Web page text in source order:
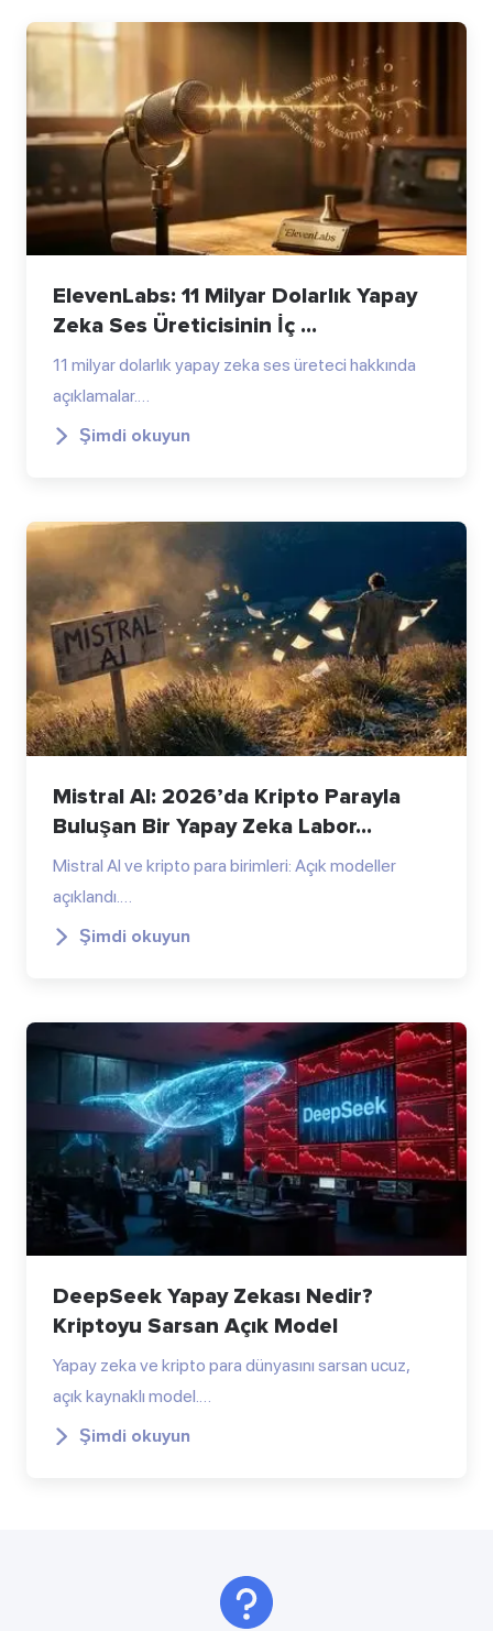
ElevenLabs: 11 Milyar Dolarlık Yapay
Zeka Ses Üreticisinin İç ...
11 milyar dolarlık yapay zeka ses üreteci hakkında
açıklamalar.…
Şimdi okuyun
Mistral AI: 2026’da Kripto Parayla
Buluşan Bir Yapay Zeka Labor...
Mistral AI ve kripto para birimleri: Açık modeller
açıklandı.…
Şimdi okuyun
DeepSeek Yapay Zekası Nedir?
Kriptoyu Sarsan Açık Model
Yapay zeka ve kripto para dünyasını sarsan ucuz,
açık kaynaklı model.…
Şimdi okuyun